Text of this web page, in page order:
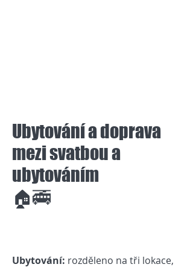
Ubytování a doprava
mezi svatbou a
ubytováním
🏠🚎
Ubytování: rozděleno na tři lokace,